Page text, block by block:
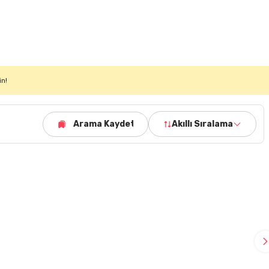
Arama Kaydet Akıllı Sıralama